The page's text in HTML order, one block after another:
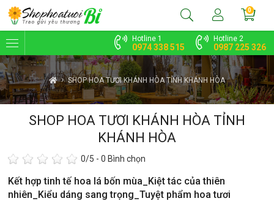
Hotline 1
0974 338 515
Hotline 2
0987 225 326
0
SHOP HOA TƯƠI KHÁNH HÒA TỈNH KHÁNH HÒA
SHOP HOA TƯƠI KHÁNH HÒA TỈNH
KHÁNH HÒA
0/5 -0 Bình chọn
Kết hợp tinh tế hoa lá bốn mùa_Kiệt tác của thiên
nhiên_Kiểu dáng sang trọng_Tuyệt phẩm hoa tươi